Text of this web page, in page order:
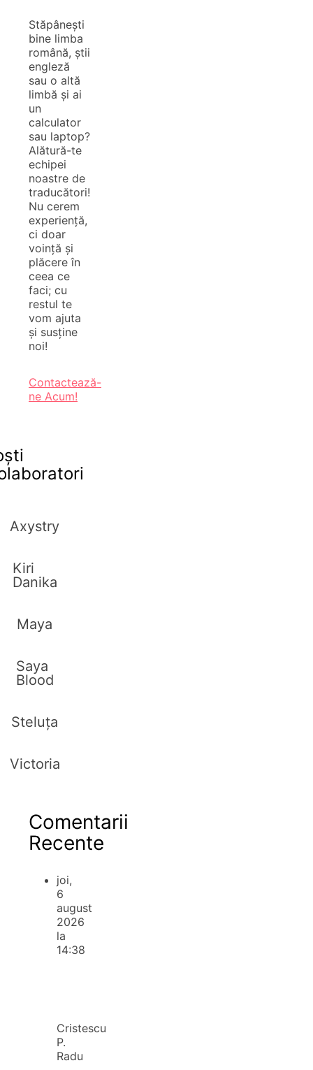
Stăpânești
bine limba
română, știi
engleză
sau o altă
limbă și ai
un
calculator
sau laptop?
Alătură-te
echipei
noastre de
traducători!
Nu cerem
experiență,
ci doar
voință și
plăcere în
ceea ce
faci; cu
restul te
vom ajuta
și susține
noi!
Contactează-
ne Acum!
Axystry
Kiri
Danika
Maya
Saya
Blood
Steluța
Victoria
Comentarii
Recente
joi,
6
august
2026
la
14:38
Cristescu
P.
Radu